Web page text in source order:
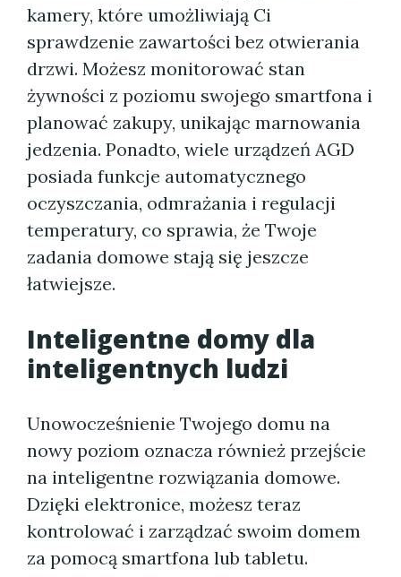
kamery, które umożliwiają Ci
sprawdzenie zawartości bez otwierania
drzwi. Możesz monitorować stan
żywności z poziomu swojego smartfona i
planować zakupy, unikając marnowania
jedzenia. Ponadto, wiele urządzeń AGD
posiada funkcje automatycznego
oczyszczania, odmrażania i regulacji
temperatury, co sprawia, że ​​Twoje
zadania domowe stają się jeszcze
łatwiejsze.
Inteligentne domy dla
inteligentnych ludzi
Unowocześnienie Twojego domu na
nowy poziom oznacza również przejście
na inteligentne rozwiązania domowe.
Dzięki elektronice, możesz teraz
kontrolować i zarządzać swoim domem
za pomocą smartfona lub tabletu.